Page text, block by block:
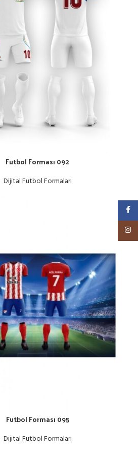
Futbol Forması 092
Dijital Futbol Formaları
Futbol Forması 095
Dijital Futbol Formaları